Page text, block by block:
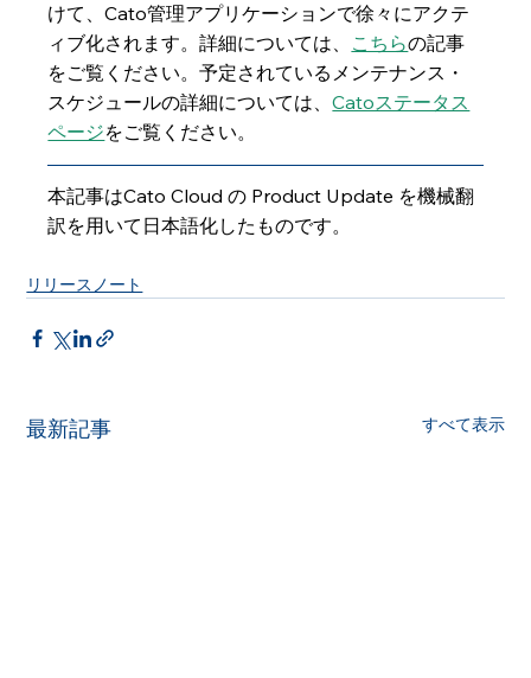
けて、Cato管理アプリケーションで徐々にアクテ
ィブ化されます。詳細については、 こちらの記事
をご覧ください。予定されているメンテナンス・
スケジュールの詳細については、Catoステータス
ページをご覧ください。
本記事はCato Cloud の Product Update を機械翻
訳を用いて日本語化したものです。
リリースノート
最新記事 すべて表示